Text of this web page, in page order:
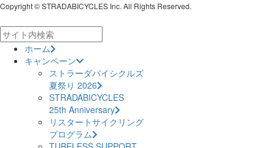
Copyright © STRADABICYCLES Inc. All Rights Reserved.
ホーム
キャンペーン
ストラーダバイシクルズ
夏祭り 2026
STRADABICYCLES
25th Anniversary
リスタートサイクリング
プログラム